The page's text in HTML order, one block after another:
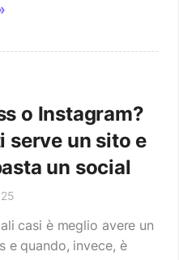
o Instagram?
serve un sito e
un social
casi è meglio avere un
e quando, invece, è